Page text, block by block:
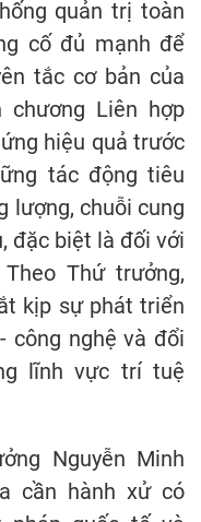
quản trị toàn
cố đủ mạnh để
tắc cơ bản của
chương Liên hợp
hiệu quả trước
tác động tiêu
lượng, chuỗi cung
đặc biệt là đối với
Thứ trưởng,
kịp sự phát triển
công nghệ và đổi
lĩnh vực trí tuệ
Nguyễn Minh
cần hành xử có